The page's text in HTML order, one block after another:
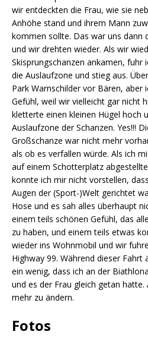
wir entdeckten die Frau, wie sie
Anhöhe stand und ihrem Mann
kommen sollte. Das war uns dann
und wir drehten wieder. Als wir
Skisprungschanzen ankamen, fuhr
die Auslaufzone und stieg aus.
Park Warnschilder vor Bären, aber
Gefühl, weil wir vielleicht gar nicht
kletterte einen kleinen Hügel hoch
Auslaufzone der Schanzen. Yes!!!
Großschanze war nicht mehr
als ob es verfallen würde. Als ich
auf einem Schotterplatz
konnte ich mir nicht vorstellen,
Augen der (Sport-)Welt gerichtet
Hose und es sah alles überhaupt
einem teils schönen Gefühl, das
zu haben, und einem teils etwas
wieder ins Wohnmobil und wir
Highway 99. Während dieser
ein wenig, dass ich an der
und es der Frau gleich getan
mehr zu ändern.
Fotos